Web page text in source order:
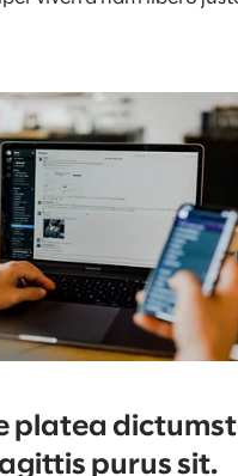
platea dictumst
purus sit.